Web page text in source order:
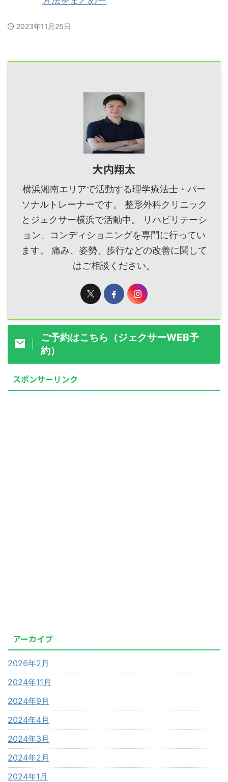
2023年11月25日
大内翔太
横浜湘南エリアで活動する理学療法士・パー
ソナルトレーナーです。 整形外科クリニック
とジェクサー横浜で活動中。 リハビリテーシ
ョン、コンディショニングを専門に行ってい
ます。 痛み、姿勢、歩行などの改善に関して
はご相談ください。
ご予約はこちら（ジェクサーWEB予
約）
スポンサーリンク
アーカイブ
2026年2月
2024年11月
2024年9月
2024年4月
2024年3月
2024年2月
2024年1月